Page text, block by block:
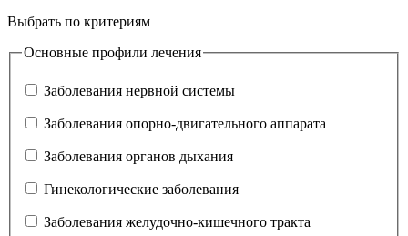
Выбрать по критериям
Основные профили лечения
Заболевания нервной системы
Заболевания опорно-двигательного аппарата
Заболевания органов дыхания
Гинекологические заболевания
Заболевания желудочно-кишечного тракта